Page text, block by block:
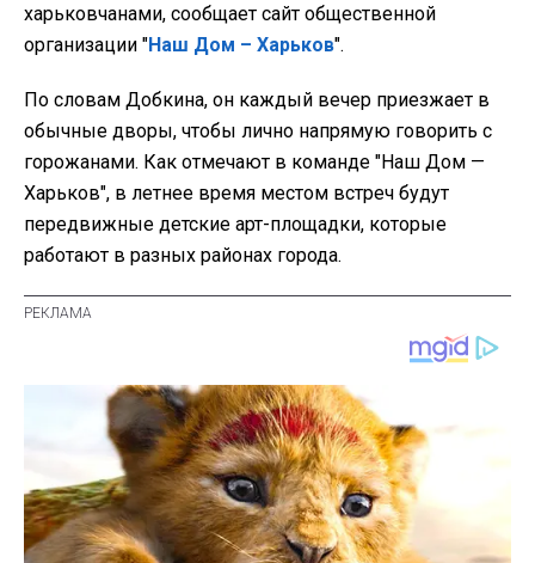
харьковчанами, сообщает сайт общественной
организации "Наш Дом – Харьков".
По словам Добкина, он каждый вечер приезжает в
обычные дворы, чтобы лично напрямую говорить с
горожанами. Как отмечают в команде "Наш Дом —
Харьков", в летнее время местом встреч будут
передвижные детские арт-площадки, которые
работают в разных районах города.